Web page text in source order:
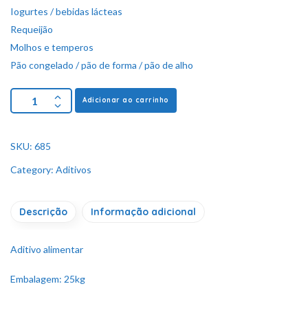
Iogurtes / bebidas lácteas
Requeijão
Molhos e temperos
Pão congelado / pão de forma / pão de alho
Adicionar ao carrinho
SKU: 685
Category: Aditivos
Descrição Informação adicional
Aditivo alimentar
Embalagem: 25kg